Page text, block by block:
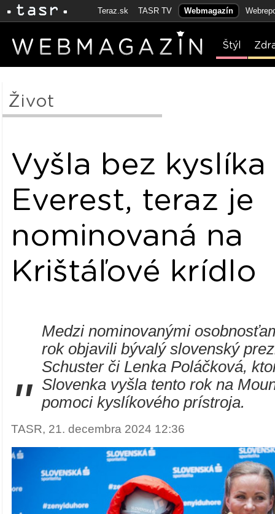
Teraz.sk TASR TV Webmagazín
Štýl
Život
Vyšla bez kyslíka
Everest, teraz je
nominovaná na
Krištáľové krídlo
"
Medzi nominovanými
rok objavili bývalý slovenský
Schuster či Lenka Poláčková,
Slovenka vyšla tento rok na
pomoci kyslíkového prístroja.
TASR, 21. decembra 2024 12:36